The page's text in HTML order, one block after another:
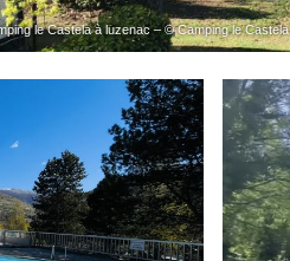
le Castela à luzenac – © Camping le Castela